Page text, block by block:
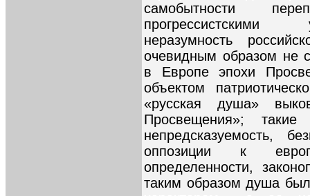
самобытности
прогрессистскими
неразумность
очевидным образом не
в Европе эпохи
объектом
«русская душа»
Просвещения»;
непредсказуемость,
оппозиции к
определенности,
таким образом душа